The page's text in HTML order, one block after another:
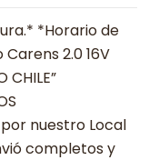
*Horario de
2.0 16V
CHILE”
por nuestro Local
completos y